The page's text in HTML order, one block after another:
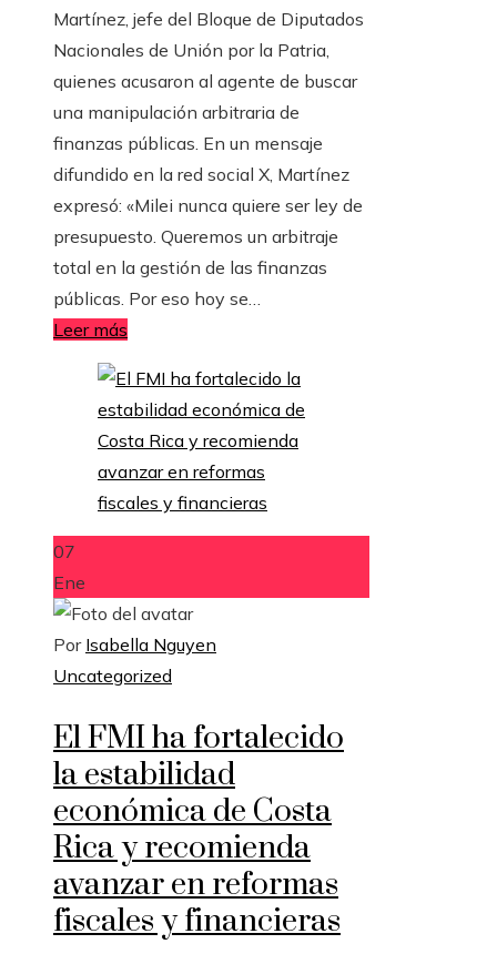
Martínez, jefe del Bloque de Diputados
Nacionales de Unión por la Patria,
quienes acusaron al agente de buscar
una manipulación arbitraria de
finanzas públicas. En un mensaje
difundido en la red social X, Martínez
expresó: «Milei nunca quiere ser ley de
presupuesto. Queremos un arbitraje
total en la gestión de las finanzas
públicas. Por eso hoy se…
Leer más
07
Ene
Por Isabella Nguyen
Uncategorized
El FMI ha fortalecido
la estabilidad
económica de Costa
Rica y recomienda
avanzar en reformas
fiscales y financieras